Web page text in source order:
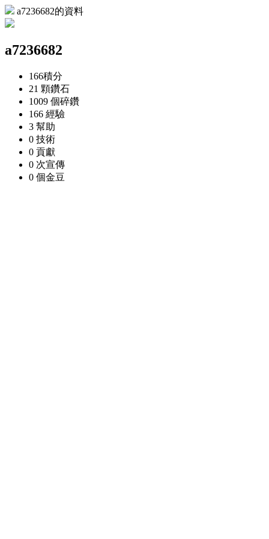
a7236682的資料
a7236682
166積分
21 顆鑽石
1009 個碎鑽
166 經驗
3 幫助
0 技術
0 貢獻
0 次宣傳
0 個金豆